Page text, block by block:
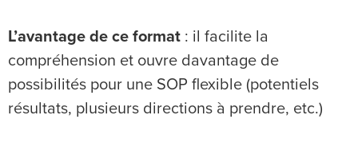
L’avantage de ce format : il facilite la
compréhension et ouvre davantage de
possibilités pour une SOP flexible (potentiels
résultats, plusieurs directions à prendre, etc.)